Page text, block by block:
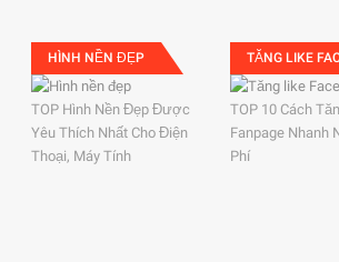
HÌNH NỀN ĐẸP
TOP Hình Nền Đẹp Được
Yêu Thích Nhất Cho Điện
Thoại, Máy Tính
TĂNG LIKE
TOP 10 Cách
Fanpage Nhanh
Phí